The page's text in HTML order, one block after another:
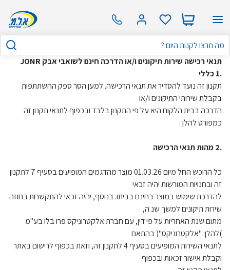
תנאי רכישה שירות תיקונים ו/או הדרכה חינם לשואבי אבק JONR
.1 כללי
תקנון זה נועד להסדיר את תנאי הרכישה. למען הסר ספק ההשתתפות
בקבלת שירותי התיקונים ו/או
הדרכה בבית הלקוח היא על פי התקנון בלבד ובכפוף לתנאי תקנון זה
כמפורט להלן :
.2 מהות תנאי הרכישה
כל הרוכש החל מיום 01.03.26 מוצר מהדגמים המופיעים בסעיף 7 לתקנון
זה ובחנויות המורשות יהיה זכאי
להדרכת שימוש במוצר בחינם בביתו. בנוסף, יהיה זכאי להתקשרות בחוזה
שירות תיקונים למשך שנ ה,
מתום שנת האחריות על פי דין, עם חברת אלקטרוניקס פרו בלו בע"מ
)להלן: "אלקטרוניקס"( בהתאם
לתנאי השירות המופיעים בסעיף 4 לתקנון זה, וזאת בכפוף לרישום באתר
וקבלת אישור זכאות ובכפוף